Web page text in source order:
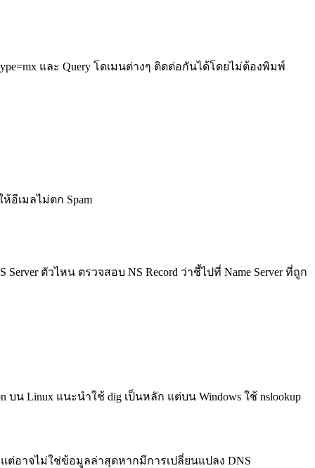
type=mx และ Query โดเมนต่างๆ ติดต่อกันได้โดยไม่ต้องพิมพ์
อีเมลไม่ตก Spam
ตัวไหน ตรวจสอบ NS Record ว่าชี้ไปที่ Name Server ที่ถูก
บน Linux แนะนำใช้ dig เป็นหลัก แต่บน Windows ใช้ nslookup
แต่อาจไม่ใช่ข้อมูลล่าสุดหากมีการเปลี่ยนแปลง DNS